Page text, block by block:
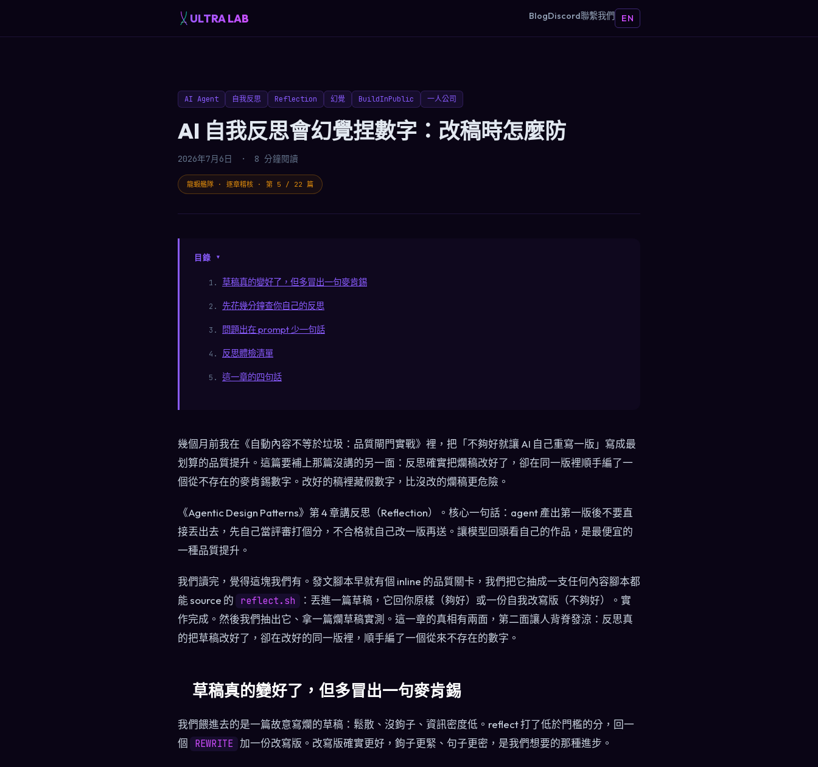
ULTRA LAB BlogDiscord聯繫我們 EN
AI Agent 自我反思 Reflection 幻覺 BuildInPublic 一人公司
AI 自我反思會幻覺捏數字：改稿時怎麼防
2026年7月6日 · 8 分鐘閱讀
龍蝦艦隊 · 逐章稽核 · 第 5 / 22 篇
目錄
草稿真的變好了，但多冒出一句麥肯錫
先花幾分鐘查你自己的反思
問題出在 prompt 少一句話
反思體檢清單
這一章的四句話
幾個月前我在《自動內容不等於垃圾：品質閘門實戰》裡，把「不夠好就讓 AI 自己重寫一版」寫成最
划算的品質提升。這篇要補上那篇沒講的另一面：反思確實把爛稿改好了，卻在同一版裡順手編了一
個從不存在的麥肯錫數字。改好的稿裡藏假數字，比沒改的爛稿更危險。
《Agentic Design Patterns》第 4 章講反思（Reflection）。核心一句話：agent 產出第一版後不要直
接丟出去，先自己當評審打個分，不合格就自己改一版再送。讓模型回頭看自己的作品，是最便宜的
一種品質提升。
我們讀完，覺得這塊我們有。發文腳本早就有個 inline 的品質關卡，我們把它抽成一支任何內容腳本都
能 source 的
reflect.sh
：丟進一篇草稿，它回你原樣（夠好）或一份自我改寫版（不夠好）。實
作完成。然後我們抽出它、拿一篇爛草稿實測。這一章的真相有兩面，第二面讓人背脊發涼：反思真
的把草稿改好了，卻在改好的同一版裡，順手編了一個從來不存在的數字。
草稿真的變好了，但多冒出一句麥肯錫
我們餵進去的是一篇故意寫爛的草稿：鬆散、沒鉤子、資訊密度低。reflect 打了低於門檻的分，回一
個
REWRITE 加一份改寫版。改寫版確實更好，鉤子更緊、句子更密，是我們想要的那種進步。